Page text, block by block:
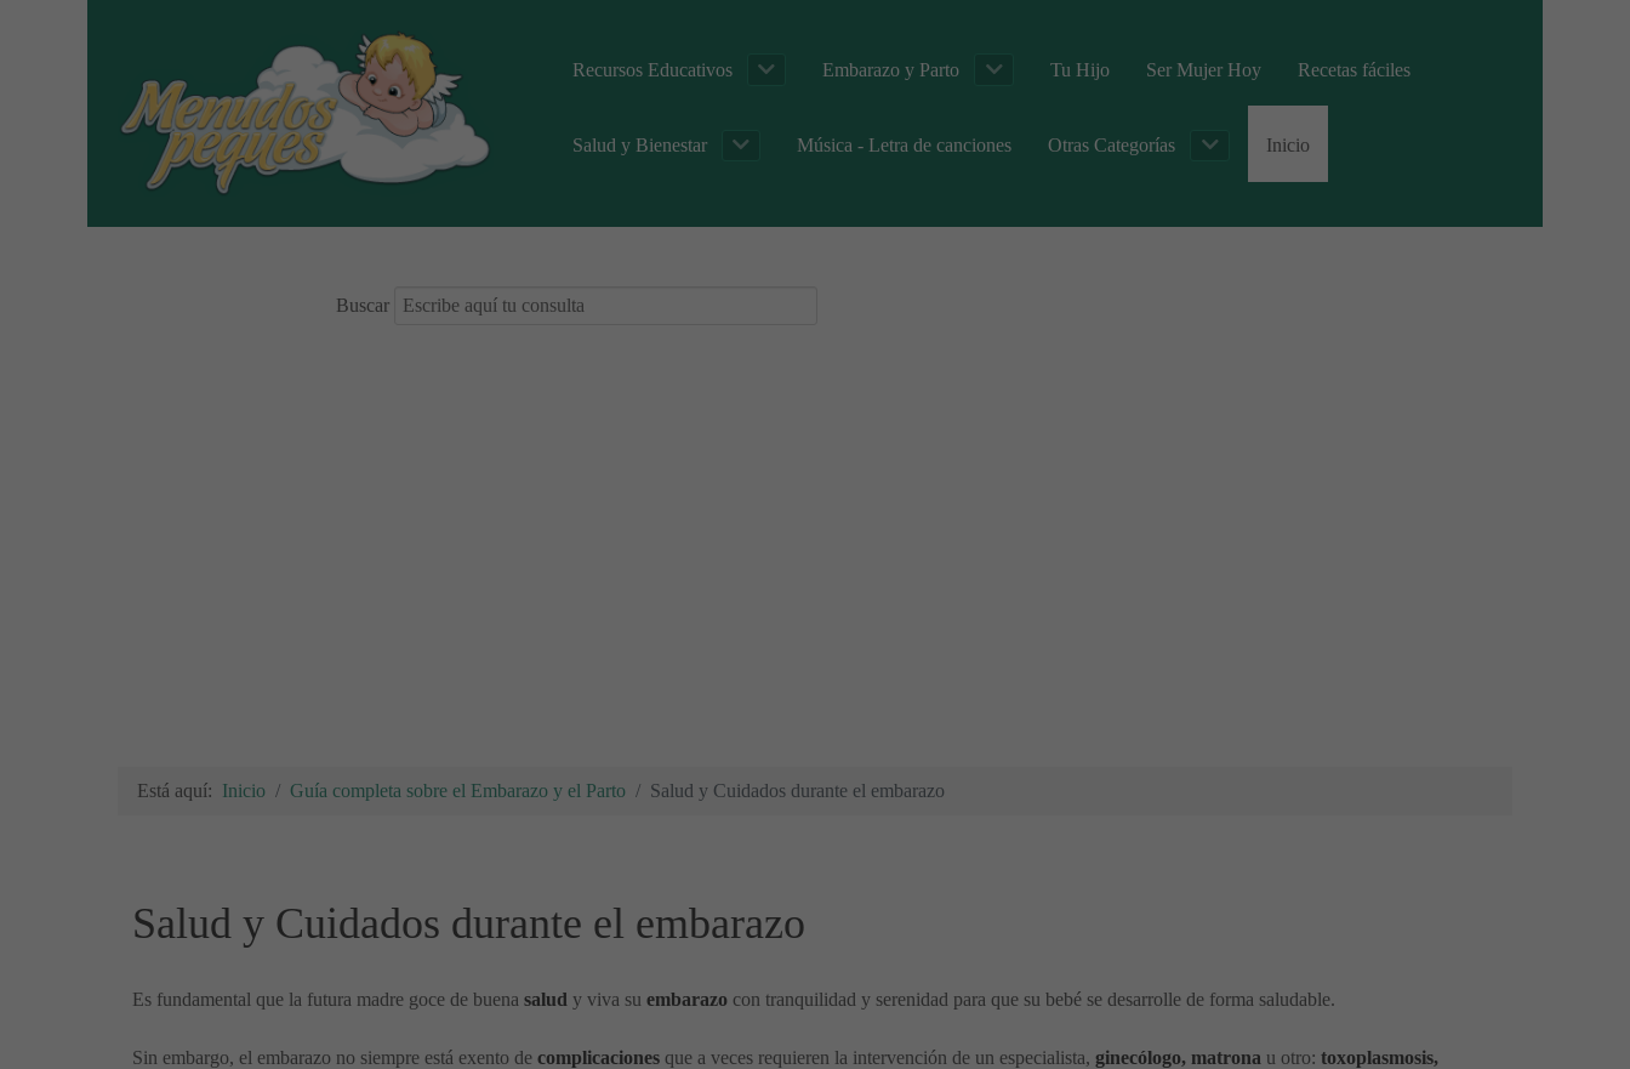
Recursos Educativos Embarazo y Parto Tu Hijo Ser Mujer Hoy Recetas fáciles
Salud y Bienestar Música - Letra de canciones Otras Categorías Inicio
Buscar
Está aquí: Inicio Guía completa sobre el Embarazo y el Parto Salud y Cuidados durante el embarazo
Salud y Cuidados durante el embarazo
Es fundamental que la futura madre goce de buena salud y viva su embarazo con tranquilidad y serenidad para que su bebé se desarrolle de forma saludable.
Sin embargo, el embarazo no siempre está exento de complicaciones que a veces requieren la intervención de un especialista, ginecólogo, matrona u otro: toxoplasmosis,